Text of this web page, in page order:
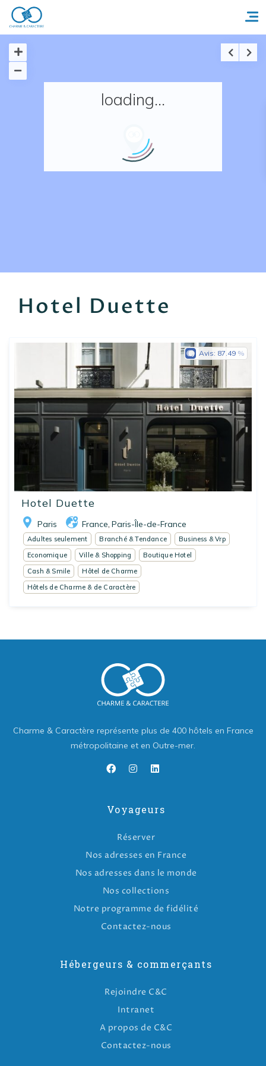
Accueil
Nos adresses en France
loading...
Hotel Duette
Hotel Duette
Paris France Paris-Île-de-France
Avis: 87.49
Adultes seulement Branché & Tendance
Business & Vrp
Economique
Ville & Shopping
Boutique Hotel
Cash & Smile
Hôtel de Charme
Hôtels de Charme & de Caractère
Charme & Caractère représente plus de 400 hôtels en France
métropolitaine et en Outre-mer.
Voyageurs
Réserver
Nos adresses en France
Nos adresses dans le monde
Nos collections
Notre programme de fidélité
Contactez-nous
Hébergeurs & commerçants
Rejoindre C&C
Intranet
A propos de C&C
Contactez-nous